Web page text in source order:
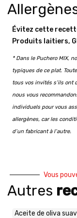
Évitez cette
Produits laitiers,
* Dans le Puchero MIX,
typiques de ce plat.
tous vos invités s’ils ont
nous vous
individuels pour vous
allergènes, car les
d’un fabricant à l’autre.
Vous
Autres
Aceite de oliva